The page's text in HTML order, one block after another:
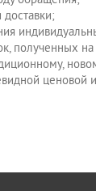
полученных
ценовой